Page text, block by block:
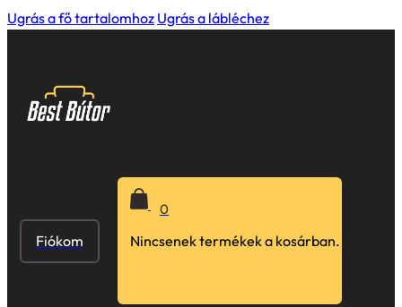
Ugrás a fő tartalomhoz Ugrás a lábléchez
Fiókom
0
Nincsenek termékek a kosárban.